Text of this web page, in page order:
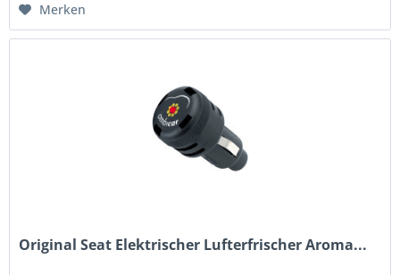
Merken
Original Seat Elektrischer Lufterfrischer Aroma...